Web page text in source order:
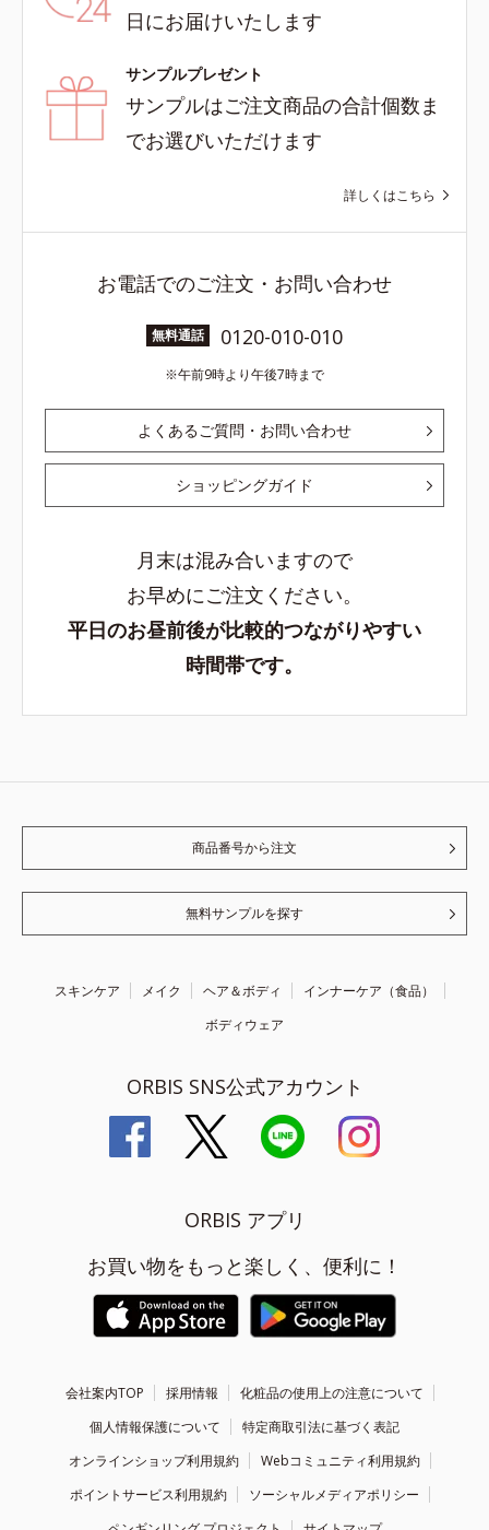
日にお届けいたします
サンプルプレゼント
サンプルはご注文商品の合計個数ま
でお選びいただけます
詳しくはこちら
お電話でのご注文・お問い合わせ
無料通話 0120-010-010
午前9時より午後7時まで
よくあるご質問・お問い合わせ
ショッピングガイド
月末は混み合いますので
お早めにご注文ください。
平日のお昼前後が比較的つながりやすい
時間帯です。
商品番号から注文
無料サンプルを探す
スキンケア メイク ヘア＆ボディ
インナーケア（食品）
ボディウェア
ORBIS SNS公式アカウント
ORBIS アプリ
お買い物をもっと楽しく、便利に！
会社案内TOP 採用情報
化粧品の使用上の注意について
個人情報保護について
特定商取引法に基づく表記
オンラインショップ利用規約
Webコミュニティ利用規約
ポイントサービス利用規約
ソーシャルメディアポリシー